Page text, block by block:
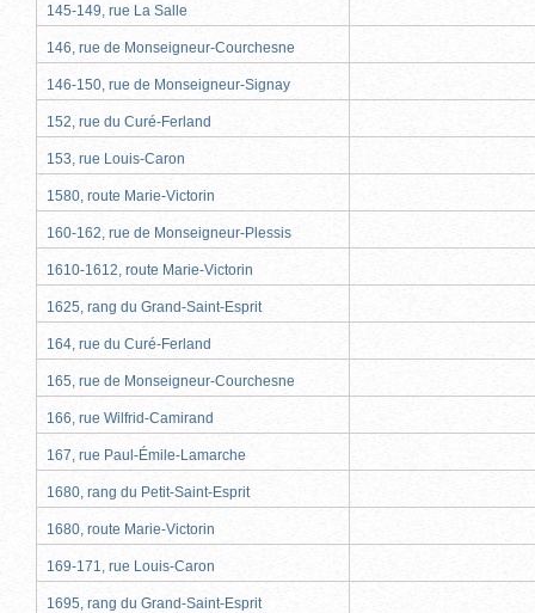
145-149, rue La Salle
146, rue de Monseigneur-Courchesne
146-150, rue de Monseigneur-Signay
152, rue du Curé-Ferland
153, rue Louis-Caron
1580, route Marie-Victorin
160-162, rue de Monseigneur-Plessis
1610-1612, route Marie-Victorin
1625, rang du Grand-Saint-Esprit
164, rue du Curé-Ferland
165, rue de Monseigneur-Courchesne
166, rue Wilfrid-Camirand
167, rue Paul-Émile-Lamarche
1680, rang du Petit-Saint-Esprit
1680, route Marie-Victorin
169-171, rue Louis-Caron
1695, rang du Grand-Saint-Esprit